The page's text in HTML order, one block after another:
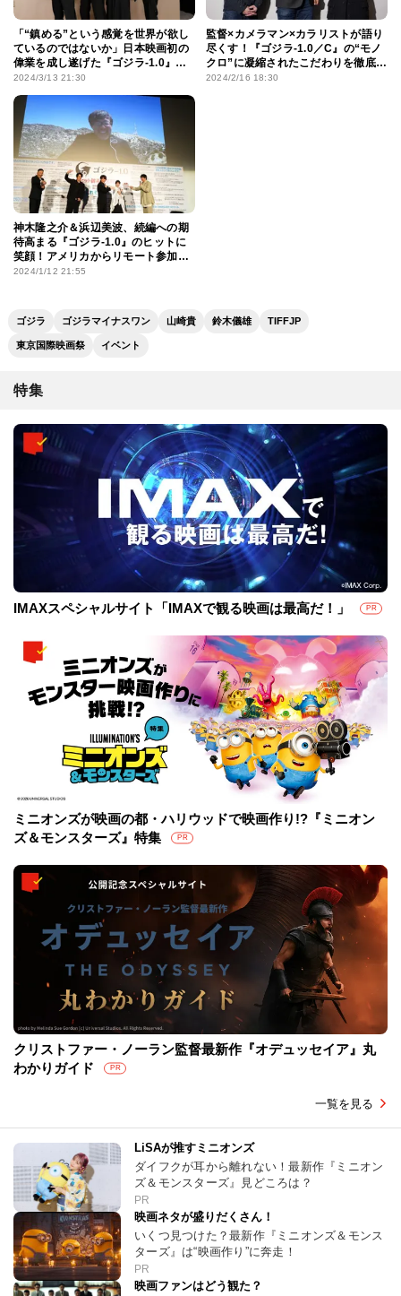
「“鎮める”という感覚を世界が欲し
ているのではないか」日本映画初の
偉業を成し遂げた『ゴジラ-1.0』ス
ピーチ全文＆受賞後インタビュー
2024/3/13 21:30
監督×カメラマン×カラリストが語り
尽くす！『ゴジラ-1.0／C』の“モノ
クロ”に凝縮されたこだわりを徹底解
剖
2024/2/16 18:30
神木隆之介＆浜辺美波、続編への期
待高まる『ゴジラ-1.0』のヒットに
笑顔！アメリカからリモート参加の
山崎貴監督に「背景がベタ！」と
2024/1/12 21:55
ゴジラ ゴジラマイナスワン 山崎貴 鈴木儀雄 TIFFJP
東京国際映画祭 イベント
特集
IMAXスペシャルサイト「IMAXで観る映画は最高だ！」 PR
ミニオンズが映画の都・ハリウッドで映画作り!?『ミニオン
ズ＆モンスターズ』特集
PR
クリストファー・ノーラン監督最新作『オデュッセイア』丸
わかりガイド
PR
一覧を見る
LiSAが推すミニオンズ
ダイフクが耳から離れない！最新作『ミニオン
ズ＆モンスターズ』見どころは？
PR
映画ネタが盛りだくさん！
いくつ見つけた？最新作『ミニオンズ＆モンス
ターズ』は“映画作り”に奔走！
PR
映画ファンはどう観た？